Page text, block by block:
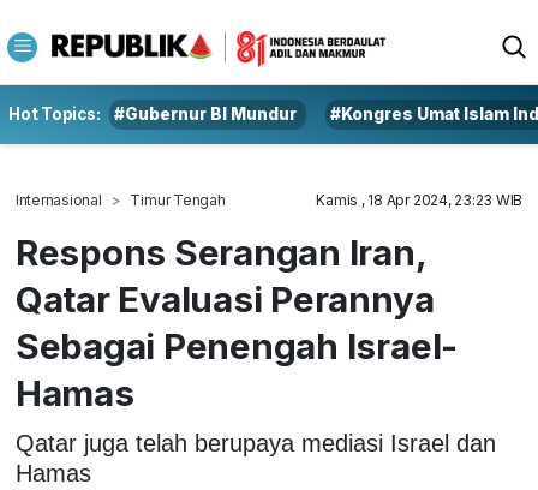
Hot Topics: #Gubernur BI Mundur #Kongres Umat Islam
Internasional Timur Tengah Kamis , 18 Apr 2024, 23:23 WIB
Respons Serangan Iran,
Qatar Evaluasi Perannya
Sebagai Penengah Israel-
Hamas
Qatar juga telah berupaya mediasi Israel dan
Hamas